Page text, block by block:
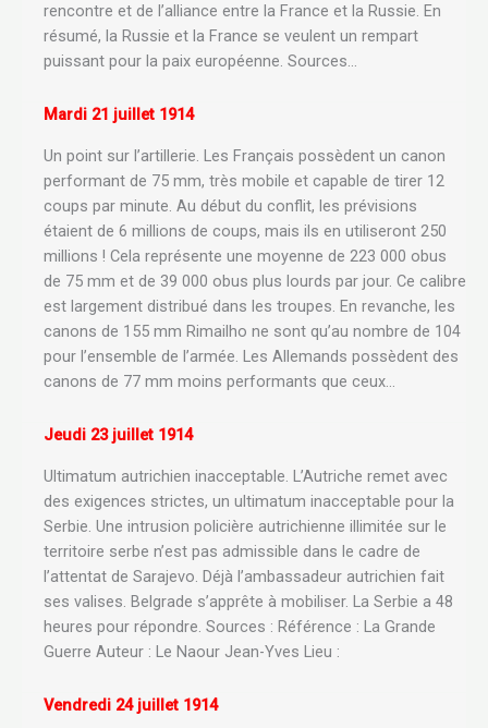
rencontre et de l’alliance entre la France et la Russie. En
résumé, la Russie et la France se veulent un rempart
puissant pour la paix européenne. Sources…
Mardi 21 juillet 1914
Un point sur l’artillerie. Les Français possèdent un canon
performant de 75 mm, très mobile et capable de tirer 12
coups par minute. Au début du conflit, les prévisions
étaient de 6 millions de coups, mais ils en utiliseront 250
millions ! Cela représente une moyenne de 223 000 obus
de 75 mm et de 39 000 obus plus lourds par jour. Ce calibre
est largement distribué dans les troupes. En revanche, les
canons de 155 mm Rimailho ne sont qu’au nombre de 104
pour l’ensemble de l’armée. Les Allemands possèdent des
canons de 77 mm moins performants que ceux…
Jeudi 23 juillet 1914
Ultimatum autrichien inacceptable. L’Autriche remet avec
des exigences strictes, un ultimatum inacceptable pour la
Serbie. Une intrusion policière autrichienne illimitée sur le
territoire serbe n’est pas admissible dans le cadre de
l’attentat de Sarajevo. Déjà l’ambassadeur autrichien fait
ses valises. Belgrade s’apprête à mobiliser. La Serbie a 48
heures pour répondre. Sources : Référence : La Grande
Guerre Auteur : Le Naour Jean-Yves Lieu :
Vendredi 24 juillet 1914